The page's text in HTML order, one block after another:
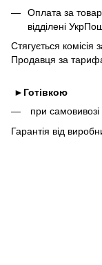
Оплата за
відділені
Стягується комісія
Продавця за
► Готівкою
при самовивозі
Гарантія від